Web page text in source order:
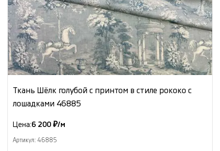
Ткань Шёлк голубой с принтом в стиле рококо с
лошадками 46885
Цена:6 200 ₽/м
Артикул: 46885